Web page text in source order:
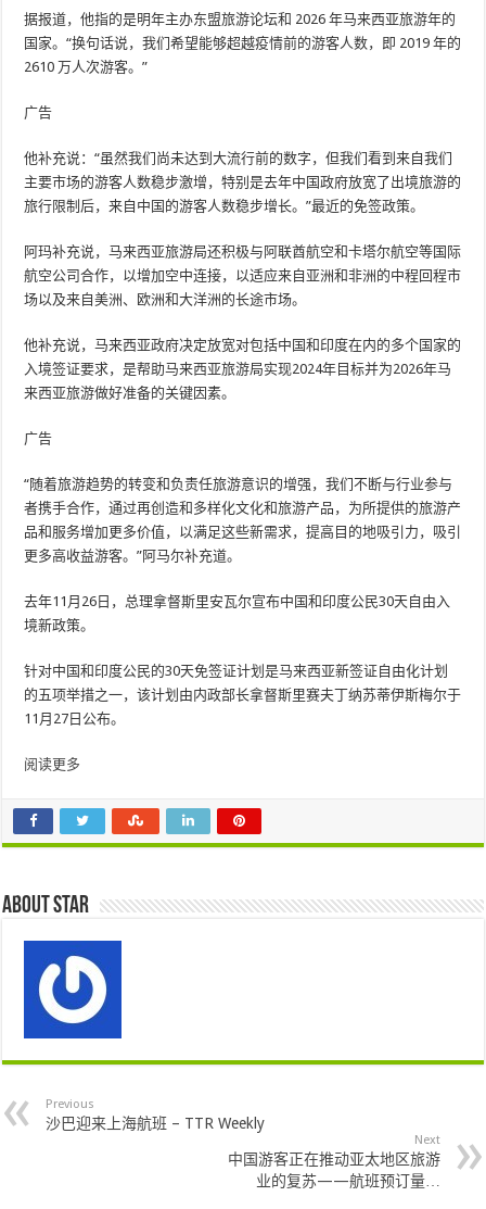
据报道，他指的是明年主办东盟旅游论坛和 2026 年马来西亚旅游年的
国家。“换句话说，我们希望能够超越疫情前的游客人数，即 2019 年的
2610 万人次游客。”
广告
他补充说：“虽然我们尚未达到大流行前的数字，但我们看到来自我们
主要市场的游客人数稳步激增，特别是去年中国政府放宽了出境旅游的
旅行限制后，来自中国的游客人数稳步增长。”最近的免签政策。
阿玛补充说，马来西亚旅游局还积极与阿联酋航空和卡塔尔航空等国际
航空公司合作，以增加空中连接，以适应来自亚洲和非洲的中程回程市
场以及来自美洲、欧洲和大洋洲的长途市场。
他补充说，马来西亚政府决定放宽对包括中国和印度在内的多个国家的
入境签证要求，是帮助马来西亚旅游局实现2024年目标并为2026年马
来西亚旅游做好准备的关键因素。
广告
“随着旅游趋势的转变和负责任旅游意识的增强，我们不断与行业参与
者携手合作，通过再创造和多样化文化和旅游产品，为所提供的旅游产
品和服务增加更多价值，以满足这些新需求，提高目的地吸引力，吸引
更多高收益游客。”阿马尔补充道。
去年11月26日，总理拿督斯里安瓦尔宣布中国和印度公民30天自由入
境新政策。
针对中国和印度公民的30天免签证计划是马来西亚新签证自由化计划
的五项举措之一，该计划由内政部长拿督斯里赛夫丁纳苏蒂伊斯梅尔于
11月27日公布。
阅读更多
About star
Previous
沙巴迎来上海航班 – TTR Weekly
Next
中国游客正在推动亚太地区旅游
业的复苏——航班预订量…